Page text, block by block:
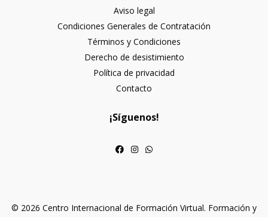
Aviso legal
Condiciones Generales de Contratación
Términos y Condiciones
Derecho de desistimiento
Política de privacidad
Contacto
¡Síguenos!
© 2026 Centro Internacional de Formación Virtual. Formación y